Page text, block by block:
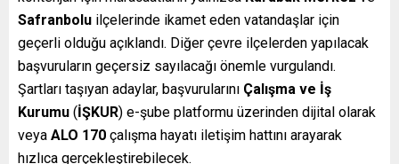
Safranbolu ilçelerinde ikamet eden vatandaşlar için
geçerli olduğu açıklandı. Diğer çevre ilçelerden yapılacak
başvuruların geçersiz sayılacağı önemle vurgulandı.
Şartları taşıyan adaylar, başvurularını Çalışma ve İş
Kurumu (İŞKUR) e-şube platformu üzerinden dijital olarak
veya ALO 170 çalışma hayatı iletişim hattını arayarak
hızlıca gerçekleştirebilecek.